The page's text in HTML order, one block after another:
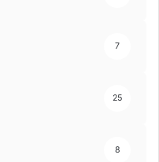
7
25
8